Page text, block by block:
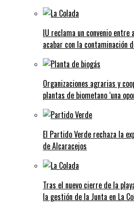
IU reclama un convenio
acabar con la contaminación
Organizaciones agrarias y
plantas de biometano ‘una
El Partido Verde rechaza la
de Alcaracejos
Tras el nuevo cierre de la
la gestión de la Junta en La